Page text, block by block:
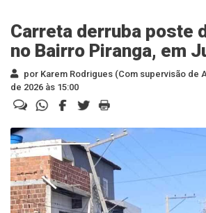
Carreta derruba poste
no Bairro Piranga, em
por Karem Rodrigues (Com supervisão de
de 2026 às 15:00